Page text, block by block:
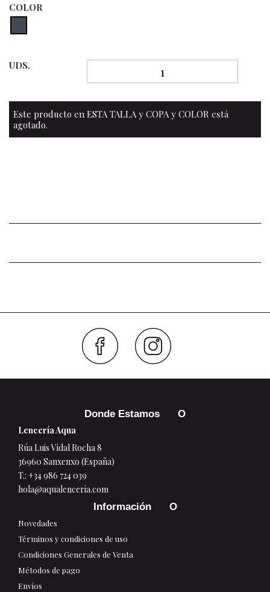
COLOR
UDS.
Este producto en ESTA TALLA y COPA y COLOR está
agotado.
Donde Estamos
Lencería Aqua
Rúa Luis Vidal Rocha 8
36960 Sanxenxo (España)
T.: +34 986 724 039
hola@aqualenceria.com
Información
Novedades
Términos y condiciones de uso
Condiciones Generales de Venta
Métodos de pago
Envíos